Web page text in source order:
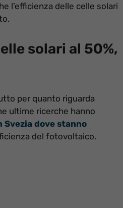
l’efficienza delle celle solari
solari al 50%,
per quanto riguarda
ultime ricerche hanno
dove stanno
del fotovoltaico.